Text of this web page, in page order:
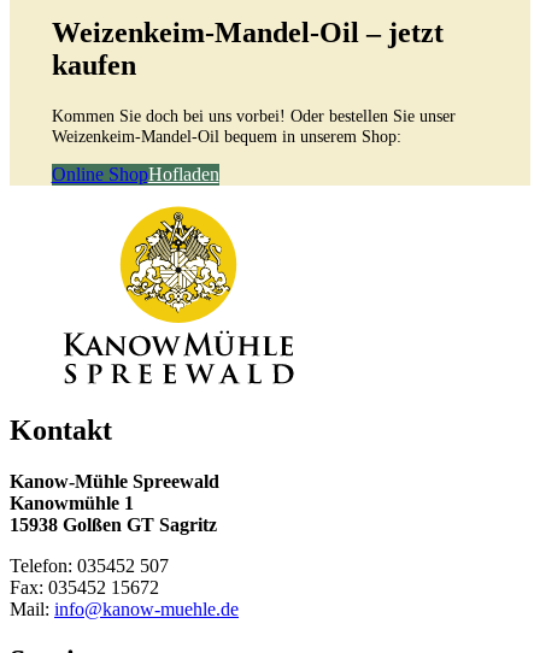
Weizenkeim-Mandel-Oil – jetzt
kaufen
Kommen Sie doch bei uns vorbei! Oder bestellen Sie unser
Weizenkeim-Mandel-Oil bequem in unserem Shop:
Online ShopHofladen
Kontakt
Kanow-Mühle Spreewald
Kanowmühle 1
15938 Golßen GT Sagritz
Telefon: 035452 507
Fax: 035452 15672
Mail: info@kanow-muehle.de